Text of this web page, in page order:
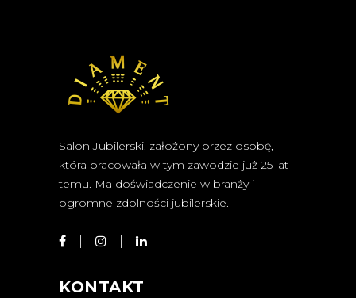
Salon Jubilerski, założony przez osobę,
która pracowała w tym zawodzie już 25 lat
temu. Ma doświadczenie w branży i
ogromne zdolności jubilerskie.
KONTAKT